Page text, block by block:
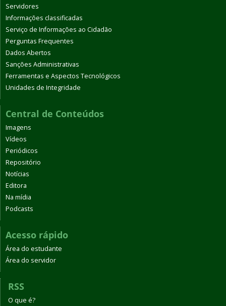
Servidores
Informações classificadas
Serviço de Informações ao Cidadão
Perguntas Frequentes
Dados Abertos
Sanções Administrativas
Ferramentas e Aspectos Tecnológicos
Unidades de Integridade
Central de Conteúdos
Imagens
Vídeos
Periódicos
Repositório
Notícias
Editora
Na mídia
Podcasts
Acesso rápido
Área do estudante
Área do servidor
RSS
O que é?